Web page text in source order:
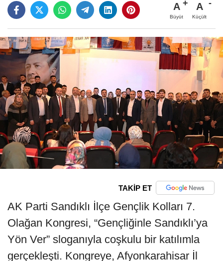
A
Büyüt
A
Küçült
TAKİP ET
AK Parti Sandıklı İlçe Gençlik Kolları 7.
Olağan Kongresi, “Gençliğinle Sandıklı’ya
Yön Ver” sloganıyla coşkulu bir katılımla
gerçekleşti. Kongreye, Afyonkarahisar İl